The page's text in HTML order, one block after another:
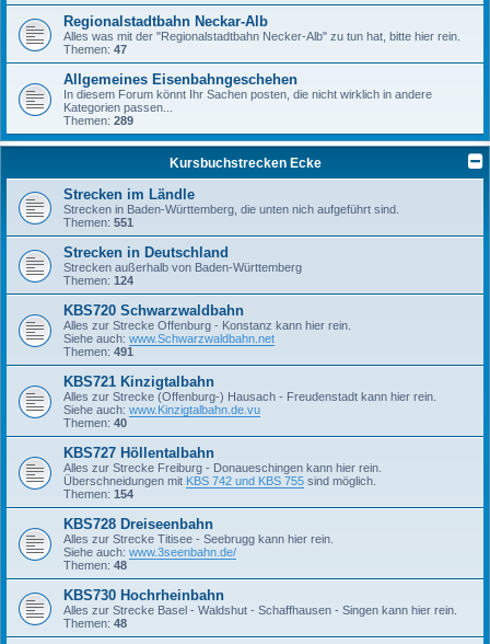
Regionalstadtbahn Neckar-Alb
Alles was mit der "Regionalstadtbahn Necker-Alb" zu tun hat, bitte hier rein.
Themen: 47
Allgemeines Eisenbahngeschehen
In diesem Forum könnt Ihr Sachen posten, die nicht wirklich in andere
Kategorien passen...
Themen: 289
Kursbuchstrecken Ecke
Strecken im Ländle
Strecken in Baden-Württemberg, die unten nich aufgeführt sind.
Themen: 551
Strecken in Deutschland
Strecken außerhalb von Baden-Württemberg
Themen: 124
KBS720 Schwarzwaldbahn
Alles zur Strecke Offenburg - Konstanz kann hier rein.
Siehe auch: www.Schwarzwaldbahn.net
Themen: 491
KBS721 Kinzigtalbahn
Alles zur Strecke (Offenburg-) Hausach - Freudenstadt kann hier rein.
Siehe auch: www.Kinzigtalbahn.de.vu
Themen: 40
KBS727 Höllentalbahn
Alles zur Strecke Freiburg - Donaueschingen kann hier rein.
Überschneidungen mit KBS 742 und KBS 755 sind möglich.
Themen: 154
KBS728 Dreiseenbahn
Alles zur Strecke Titisee - Seebrugg kann hier rein.
Siehe auch: www.3seenbahn.de/
Themen: 48
KBS730 Hochrheinbahn
Alles zur Strecke Basel - Waldshut - Schaffhausen - Singen kann hier rein.
Themen: 48